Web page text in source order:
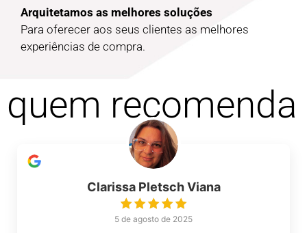
Arquitetamos as melhores soluções
Para oferecer aos seus clientes as melhores
experiências de compra.
quem recomenda
Clarissa Pletsch Viana
5 de agosto de 2025